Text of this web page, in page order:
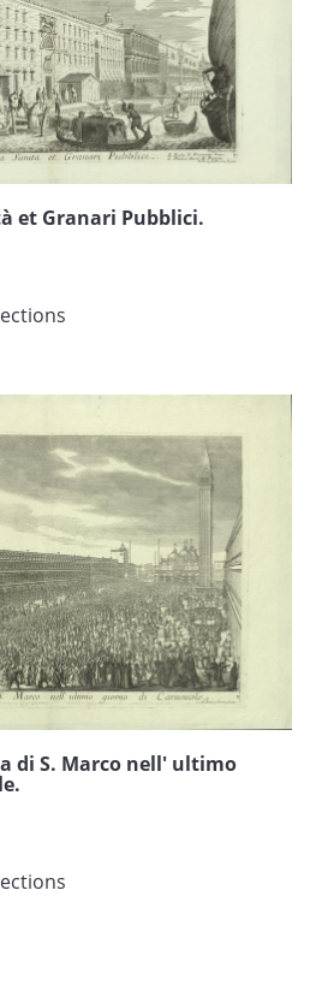
et Granari Pubblici.
di S. Marco nell' ultimo